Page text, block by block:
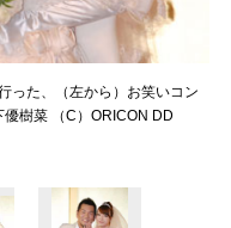
った、（左から）お笑いコン
樹菜 （C）ORICON DD